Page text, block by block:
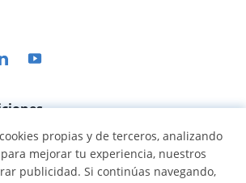
propias y de terceros, analizando
mejorar tu experiencia, nuestros
publicidad. Si continúas navegando,